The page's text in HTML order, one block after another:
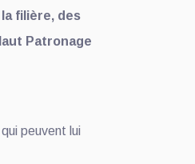
filière, des
Patronage
peuvent lui